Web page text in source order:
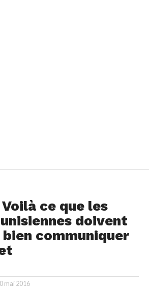
ce que les
doivent
communiquer
mai 2016